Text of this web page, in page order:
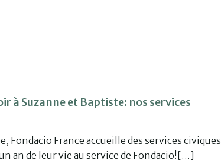
à Suzanne et Baptiste: nos services
Fondacio France accueille des services civiques
an de leur vie au service de Fondacio![…]